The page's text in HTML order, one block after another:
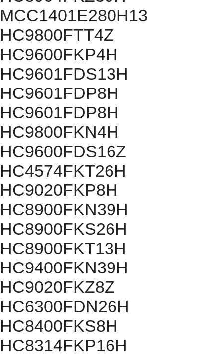
MCC1401E280H13
HC9800FTT4Z
HC9600FKP4H
HC9601FDS13H
HC9601FDP8H
HC9601FDP8H
HC9800FKN4H
HC9600FDS16Z
HC4574FKT26H
HC9020FKP8H
HC8900FKN39H
HC8900FKS26H
HC8900FKT13H
HC9400FKN39H
HC9020FKZ8Z
HC6300FDN26H
HC8400FKS8H
HC8314FKP16H